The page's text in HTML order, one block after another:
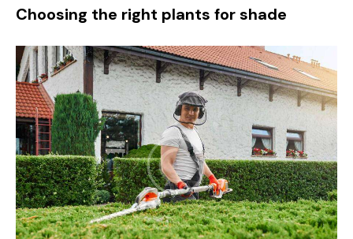
Choosing the right plants for shade